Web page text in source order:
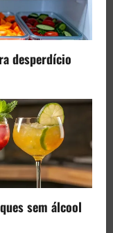
desperdício
sem álcool